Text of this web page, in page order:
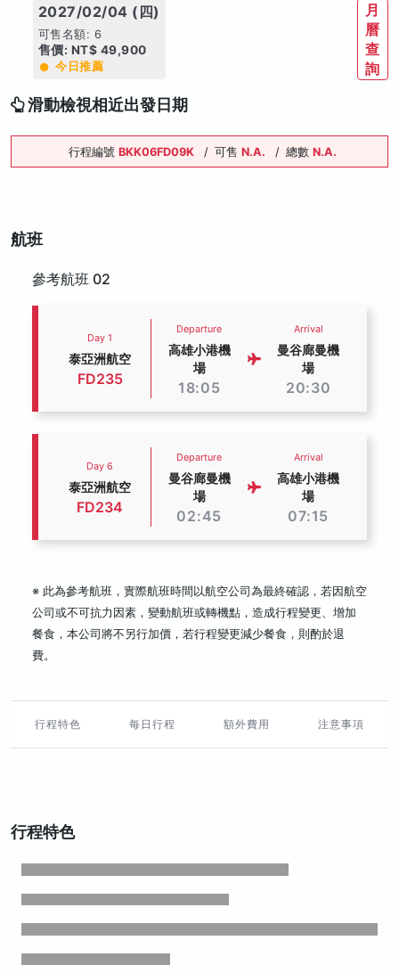
2027/02/04 (四)
可售名額: 6
售價: NT$ 49,900
今日推薦
月
曆
查
詢
滑動檢視相近出發日期
行程編號 BKK06FD09K / 可售 N.A. / 總數 N.A.
航班
參考航班 02
Day 1
泰亞洲航空
FD235
Departure
高雄小港機
場
18:05
Arrival
曼谷廊曼機
場
20:30
Day 6
泰亞洲航空
FD234
Departure
曼谷廊曼機
場
02:45
Arrival
高雄小港機
場
07:15
※ 此為參考航班，實際航班時間以航空公司為最終確認，若因航空
公司或不可抗力因素，變動航班或轉機點，造成行程變更、增加
餐食，本公司將不另行加價，若行程變更減少餐食，則酌於退
費。
行程特色 每日行程 額外費用 注意事項
行程特色